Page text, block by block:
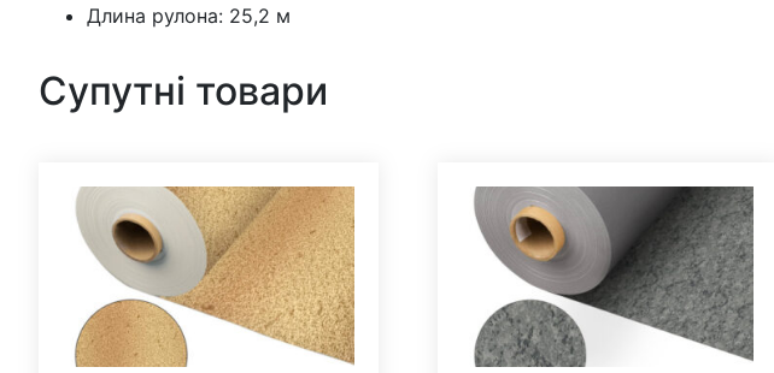
Длина рулона: 25,2 м
Супутні товари